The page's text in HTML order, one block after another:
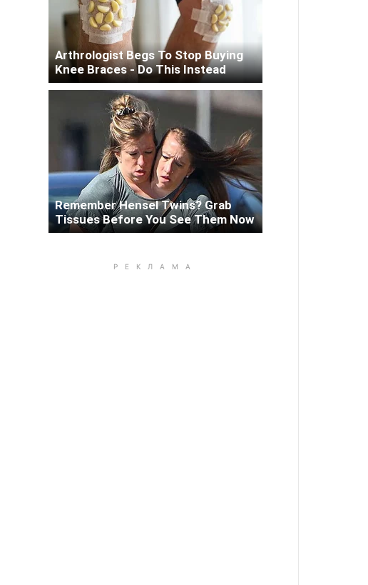
Arthrologist Begs To Stop Buying
Knee Braces - Do This Instead
Remember Hensel Twins? Grab
Tissues Before You See Them Now